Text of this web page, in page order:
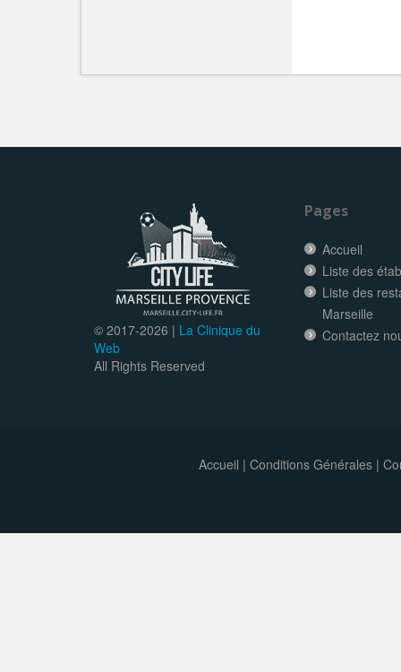
© 2017-2026 | La Clinique du
Web
All Rights Reserved
Pages
Accueil
Liste des
Liste des
Marseille
Contactez
Accueil | Conditions Générales|